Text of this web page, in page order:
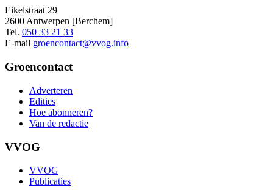
Eikelstraat 29
2600 Antwerpen [Berchem]
Tel. 050 33 21 33
E-mail groencontact@vvog.info
Groencontact
Adverteren
Edities
Hoe abonneren?
Van de redactie
VVOG
VVOG
Publicaties